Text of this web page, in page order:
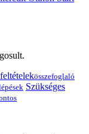
összefoglaló
Szükséges